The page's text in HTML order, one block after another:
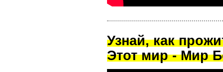
Узнай, как
Этот мир - Мир